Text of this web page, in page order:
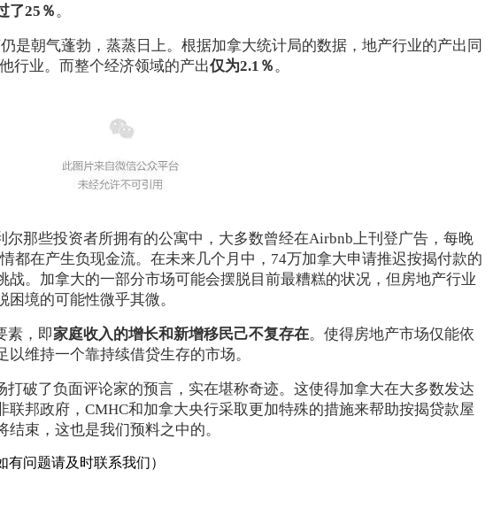
了25％。
是朝气蓬勃，蒸蒸日上。根据加拿大统计局的数据，地产行业的产出同
行业。而整个经济领域的产出仅为2.1％。
尔那些投资者所拥有的公寓中，大多数曾经在Airbnb上刊登广告，每晚
都在产生负现金流。在未来几个月中，74万加拿大申请推迟按揭付款的
战。加拿大的一部分市场可能会摆脱目前最糟糕的状况，但房地产行业
境的可能性微乎其微。
素，即家庭收入的增长和新增移民己不复存在。使得房地产市场仅能依
维持一个靠持续借贷生存的市场。
破了负面评论家的预言，实在堪称奇迹。这使得加拿大在大多数发达
联邦政府，CMHC和加拿大央行采取更加特殊的措施来帮助按揭贷款屋
束，这也是我们预料之中的。
有问题请及时联系我们）